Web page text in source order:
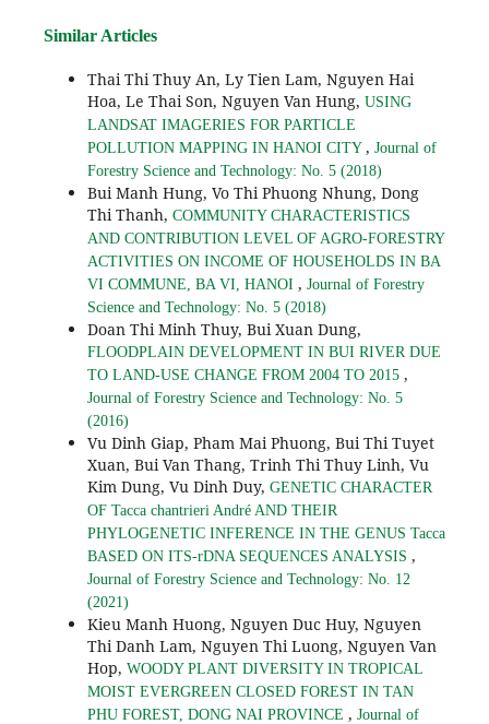
Similar Articles
Thai Thi Thuy An, Ly Tien Lam, Nguyen Hai
Hoa, Le Thai Son, Nguyen Van Hung, USING
LANDSAT IMAGERIES FOR PARTICLE
POLLUTION MAPPING IN HANOI CITY , Journal of
Forestry Science and Technology: No. 5 (2018)
Bui Manh Hung, Vo Thi Phuong Nhung, Dong
Thi Thanh, COMMUNITY CHARACTERISTICS
AND CONTRIBUTION LEVEL OF AGRO-FORESTRY
ACTIVITIES ON INCOME OF HOUSEHOLDS IN BA
VI COMMUNE, BA VI, HANOI , Journal of Forestry
Science and Technology: No. 5 (2018)
Doan Thi Minh Thuy, Bui Xuan Dung,
FLOODPLAIN DEVELOPMENT IN BUI RIVER DUE
TO LAND-USE CHANGE FROM 2004 TO 2015 ,
Journal of Forestry Science and Technology: No. 5
(2016)
Vu Dinh Giap, Pham Mai Phuong, Bui Thi Tuyet
Xuan, Bui Van Thang, Trinh Thi Thuy Linh, Vu
Kim Dung, Vu Dinh Duy, GENETIC CHARACTER
OF Tacca chantrieri André AND THEIR
PHYLOGENETIC INFERENCE IN THE GENUS Tacca
BASED ON ITS-rDNA SEQUENCES ANALYSIS ,
Journal of Forestry Science and Technology: No. 12
(2021)
Kieu Manh Huong, Nguyen Duc Huy, Nguyen
Thi Danh Lam, Nguyen Thi Luong, Nguyen Van
Hop, WOODY PLANT DIVERSITY IN TROPICAL
MOIST EVERGREEN CLOSED FOREST IN TAN
PHU FOREST, DONG NAI PROVINCE , Journal of